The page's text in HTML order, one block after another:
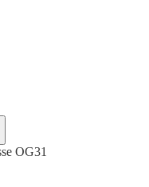
OG31